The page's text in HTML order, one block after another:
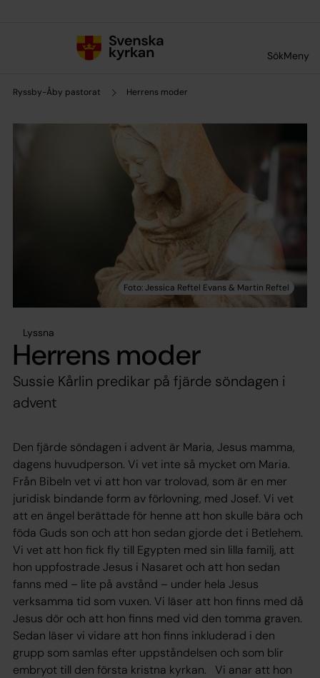
SökMeny
Ryssby-Åby pastorat Herrens moder
Lyssna
Herrens moder
Sussie Kårlin predikar på fjärde söndagen i
advent
Den fjärde söndagen i advent är Maria, Jesus mamma,
dagens huvudperson. Vi vet inte så mycket om Maria.
Från Bibeln vet vi att hon var trolovad, som är en mer
juridisk bindande form av förlovning, med Josef. Vi vet
att en ängel berättade för henne att hon skulle bära och
föda Guds son och att hon sedan gjorde det i Betlehem.
Vi vet att hon fick fly till Egypten med sin lilla familj, att
hon uppfostrade Jesus i Nasaret och att hon sedan
fanns med – lite på avstånd – under hela Jesus
verksamma tid som vuxen. Vi läser att hon finns med då
Jesus dör och att hon finns med vid den tomma graven.
Sedan läser vi vidare att hon finns inkluderad i den
grupp som samlas efter uppståndelsen och som blir
embryot till den första kristna kyrkan. Vi anar att hon